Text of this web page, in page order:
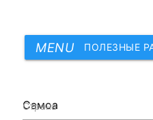
MENU ПОЛЕЗНЫЕ
Страна